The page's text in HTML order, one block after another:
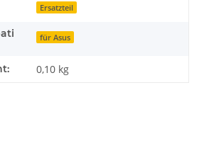
Ersatzteil
für Asus
0,10 kg